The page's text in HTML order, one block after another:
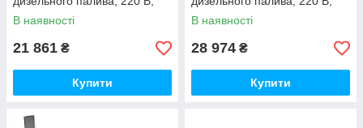
420 л/хв
В наявності
21 861 ₴
Купити
250-1000 л/хв
В наявності
28 974 ₴
Купити